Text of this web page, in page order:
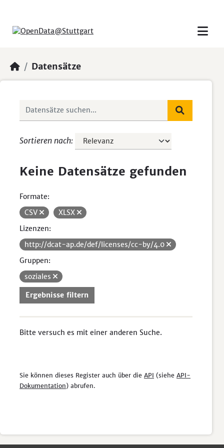
Datensätze
Sortieren nach
Keine Datensätze gefunden
Formate:
CSV
XLSX
Lizenzen:
http://dcat-ap.de/def/licenses/cc-by/4.0
Gruppen:
soziales
Ergebnisse filtern
Bitte versuch es mit einer anderen Suche.
Sie können dieses Register auch über die API (siehe API-
Dokumentation) abrufen.